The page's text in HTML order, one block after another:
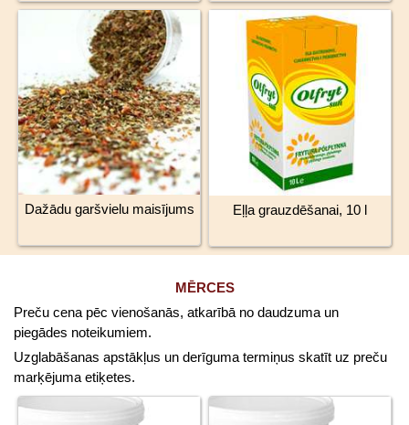
Dažādu garšvielu maisījums Eļļa grauzdēšanai, 10 l
MĒRCES
Preču cena pēc vienošanās, atkarībā no daudzuma un
piegādes noteikumiem.
Uzglabāšanas apstākļus un derīguma termiņus skatīt uz preču
marķējuma etiķetes.